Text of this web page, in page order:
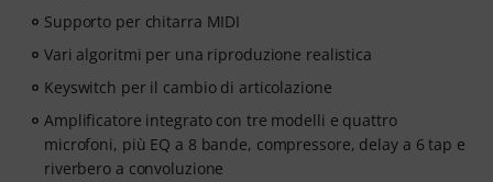
Supporto per chitarra MIDI
Vari algoritmi per una riproduzione realistica
Keyswitch per il cambio di articolazione
Amplificatore integrato con tre modelli e quattro
microfoni, più EQ a 8 bande, compressore, delay a 6 tap e
riverbero a convoluzione